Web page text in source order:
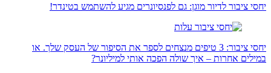
יחסי ציבור לדיור מוגן: גם לפנסיונרים מגיע להשתמש בטינדר!
יחסי ציבור: 3 טיפים מנצחים לספר את הסיפור של העסק שלך. או
במילים אחרות – איך שולה הפכה אותי למיליונר?